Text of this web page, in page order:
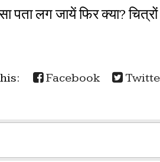
पता लग जायें फिर क्या?
Facebook